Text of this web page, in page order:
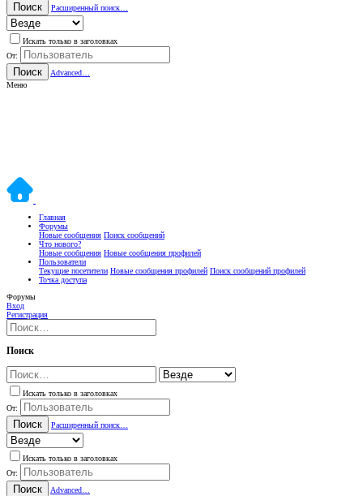
Поиск Расширенный поиск…
Искать только в заголовках
От:
Поиск
Advanced…
Меню
Главная
Форумы
Новые сообщения Поиск сообщений
Что нового?
Новые сообщения Новые сообщения профилей
Пользователи
Текущие посетители Новые сообщения профилей Поиск сообщений профилей
Точка доступа
Форумы
Вход
Регистрация
Поиск
Искать только в заголовках
От:
Поиск Расширенный поиск…
Искать только в заголовках
От:
Поиск
Advanced…